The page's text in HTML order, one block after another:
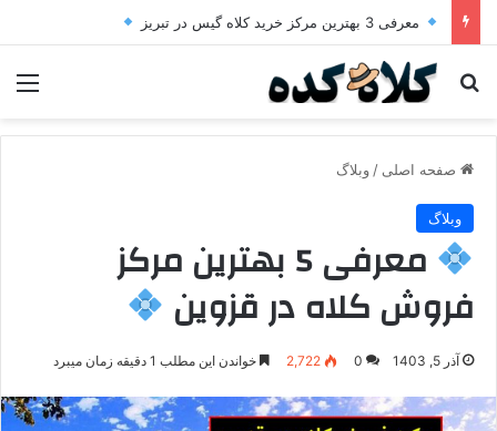
معرفی 3 بهترین مرکز خرید کلاه گیس در تبریز
جستجو برای
صفحه اصلی / وبلاگ
وبلاگ
معرفی 5 بهترین مرکز
فروش کلاه در قزوین
آذر 5, 1403 0
2,722 خواندن این مطلب 1 دقیقه زمان میبرد